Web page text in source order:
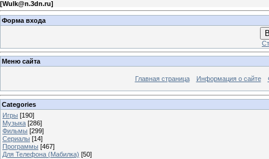
[Wulk@n.3dn.ru]
Форма входа
Меню сайта
Главная страница Информация о сайте
Categories
Игры [190]
Музыка [286]
Фильмы [299]
Сериалы [14]
Программы [467]
Для Телефона (Мабилка) [50]